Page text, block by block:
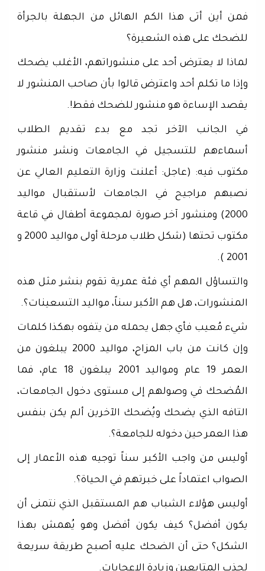
فمن أين أتى هذا الكم الهائل من الجهلة بالجرأة
للضحك على هذه الشعيرة؟
لماذا لا يعترض أحد على منشوراتهم، الأغلب يضحك
وإذا ما تكلم أحد واعترض قالوا بأن صاحب المنشور لا
يقصد الإساءة هو منشور للضحك فقط!.
في الجانب الآخر تجد مع بدء تقديم الطلاب
أسماءهم للتسجيل في الجامعات ونشر منشور
مكتوب فيه: (عاجل: أعلنت وزارة التعليم العالي عن
نصبهم مراجيح في الجامعات لأستقبال مواليد
2000) ومنشور آخر صورة لمجموعة أطفال في قاعة
مكتوب تحتها (شكل طلاب مرحلة أولى مواليد 2000 و
2001 ).
والتساؤل المهم أي فئة عمرية تقوم بنشر مثل هذه
المنشورات، هل هم الأكبر سناً، مواليد التسعينات؟.
شيء مُعيب فأي جهل يحمله من يتفوه بهكذا كلمات
وإن كانت من باب المزاح، مواليد 2000 يبلغون من
العمر 19 عام ومواليد 2001 يبلغون 18 عام، فما
المُضحك في وصولهم إلى مستوى دخول الجامعات،
التافه الذي يضحك ويُضحك الآخرين ألم يكن بنفس
هذا العمر حين دخوله للجامعة؟.
أوليس من واجب الأكبر سناً توجيه هذه الأعمار إلى
الصواب اعتماداً على خبرتهم في الحياة؟.
أوليس هؤلاء الشباب هم المستقبل الذي نتمنى أن
يكون أفضل؟ كيف يكون أفضل وهو يُهمش بهذا
الشكل؟ حتى أن الضحك عليه أصبح طريقة سريعة